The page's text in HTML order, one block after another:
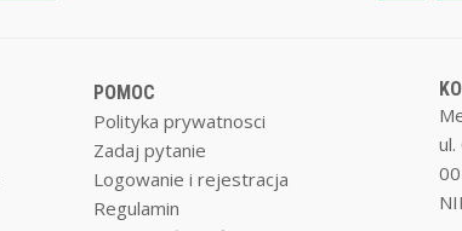
POMOC
Polityka prywatnosci
Zadaj pytanie
Logowanie i rejestracja
Regulamin